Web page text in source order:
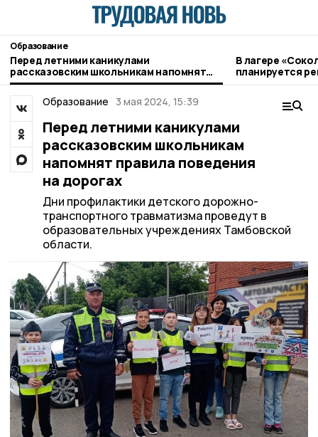
Образование
Перед летними каникулами
рассказовским школьникам напомнят
правила поведения на дорогах
В лагере
планируется
Образование 3 мая 2024, 15:39
Перед летними каникулами
рассказовским школьникам
напомнят правила поведения
на дорогах
Дни профилактики детского дорожно-
транспортного травматизма проведут в
образовательных учреждениях Тамбовской
области.